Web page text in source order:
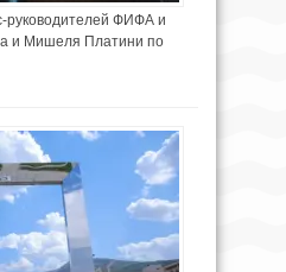
руководителей ФИФА и
и Мишеля Платини по